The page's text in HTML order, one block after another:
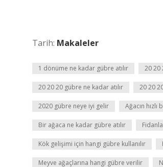
Tarih: Makaleler
1 dönüme ne kadar gübre atılır 20 20
20 20 20 gübre ne kadar atılır 20 20
2020 gübre neye iyi gelir Ağacın
Bir ağaca ne kadar gübre atılır
Kök gelişimi için hangi gübre kullanılır
Meyve ağaçlarına hangi gübre verilir